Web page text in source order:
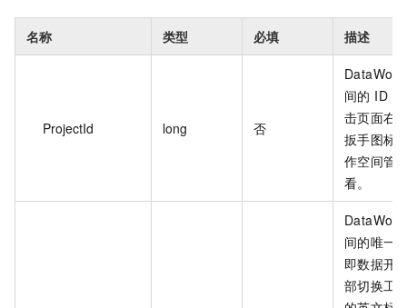
名称 类型 必填 描述
ProjectId long 否
间的 ID，
击页面右
扳手图标
作空间管
看。
间的唯一
即数据开
部切换工